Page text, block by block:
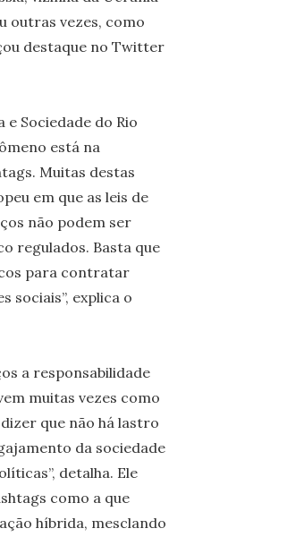
outras vezes, como
destaque no Twitter
Sociedade do Rio
está na
Muitas destas
em que as leis de
não podem ser
regulados. Basta que
para contratar
sociais”, explica o
a responsabilidade
muitas vezes como
que não há lastro
da sociedade
detalha. Ele
como a que
híbrida, mesclando